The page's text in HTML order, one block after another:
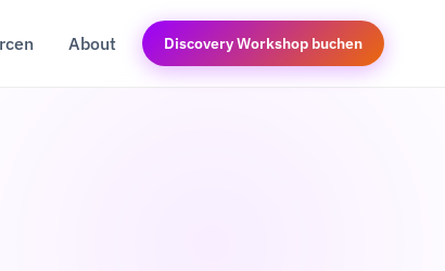
About Discovery Workshop buchen